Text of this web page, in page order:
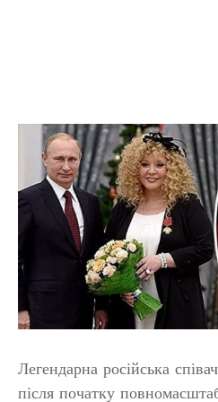
Легендарна російська
після початку